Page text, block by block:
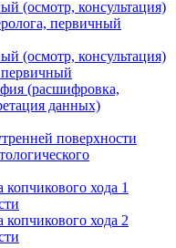
(осмотр, консультация)
первичный
(осмотр, консультация)
первичный
(расшифровка,
данных)
поверхности
хода 1
копчикового хода 2